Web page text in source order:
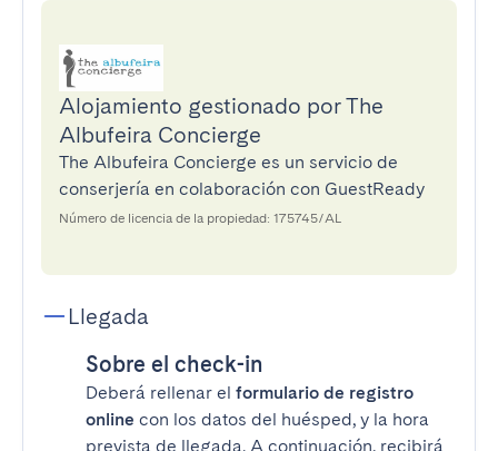
Alojamiento gestionado por The
Albufeira Concierge
The Albufeira Concierge es un servicio de
conserjería en colaboración con GuestReady
Número de licencia de la propiedad: 175745/AL
Llegada
Sobre el check-in
Deberá rellenar el formulario de registro
online con los datos del huésped, y la hora
prevista de llegada. A continuación, recibirá